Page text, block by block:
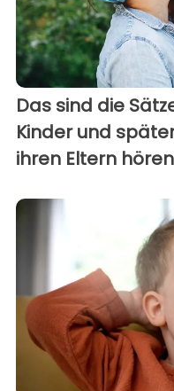
Das sind die
Kinder und
ihren Eltern